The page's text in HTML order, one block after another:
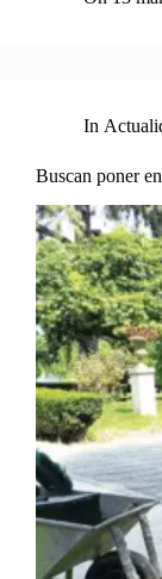
In
Buscan poner